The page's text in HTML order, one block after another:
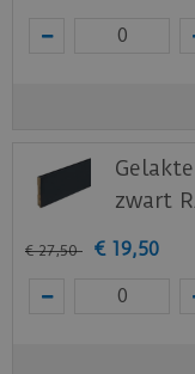
zwart
€ 27,50 € 19,50